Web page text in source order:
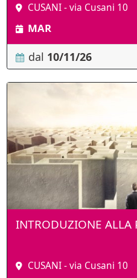
CUSANI - via Cusani 10
MAR
dal 10/11/26
INTRODUZIONE ALLA
CUSANI - via Cusani 10